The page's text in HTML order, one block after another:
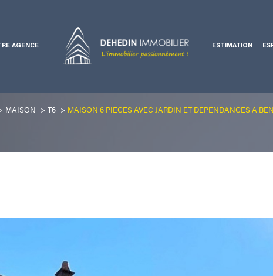
Ventes professionnelles
AGENCE ESTIMATION
Estimer
1
LOCALISATION BUDGET
Voir les0annonces
MAISON T6 MAISON 6 PIECES AVEC JARDIN ET DEPENDANCES A